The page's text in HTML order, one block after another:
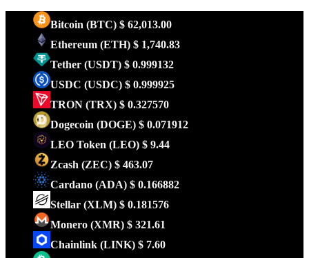
Bitcoin (BTC) $ 62,013.00
Ethereum (ETH) $ 1,740.83
Tether (USDT) $ 0.999132
USDC (USDC) $ 0.999925
TRON (TRX) $ 0.327570
Dogecoin (DOGE) $ 0.071912
LEO Token (LEO) $ 9.44
Zcash (ZEC) $ 463.07
Cardano (ADA) $ 0.166882
Stellar (XLM) $ 0.181576
Monero (XMR) $ 321.61
Chainlink (LINK) $ 7.60